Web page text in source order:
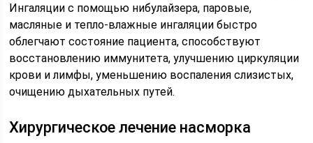
Ингаляции с помощью нибулайзера, паровые,
масляные и тепло-влажные ингаляции быстро
облегчают состояние пациента, способствуют
восстановлению иммунитета, улучшению циркуляции
крови и лимфы, уменьшению воспаления слизистых,
очищению дыхательных путей.
Хирургическое лечение насморка